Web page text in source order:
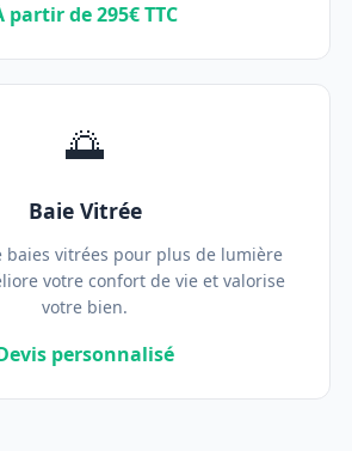
partir de 295€ TTC
🌅
Baie Vitrée
vitrées pour plus de lumière
votre confort de vie et valorise
votre bien.
personnalisé